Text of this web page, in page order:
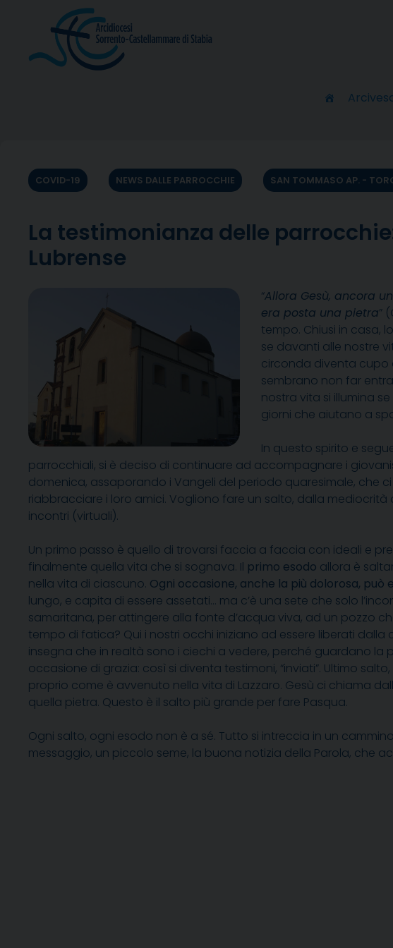
COVID-19 NEWS DALLE PARROCCHIE SAN TOMMASO AP. -
La testimonianza delle
Lubrense
“Allora Gesù, ancora
era posta una pietra”
tempo. Chiusi in casa,
se davanti alle nostre
circonda diventa cupo
sembrano non far
nostra vita si illumina
giorni che aiutano a
In questo spirito e
parrocchiali, si è deciso di continuare ad accompagnare i
domenica, assaporando i Vangeli del periodo quaresimale, che
riabbracciare i loro amici. Vogliono fare un salto, dalla
incontri (virtuali).
Un primo passo è quello di trovarsi faccia a faccia con ideali e
finalmente quella vita che si sognava. Il primo esodo allora è
nella vita di ciascuno. Ogni occasione, anche la più dolorosa,
lungo, e capita di essere assetati… ma c’è una sete che solo
samaritana, per attingere alla fonte d’acqua viva, ad un pozzo
tempo di fatica? Qui i nostri occhi iniziano ad essere liberati
insegna che in realtà sono i ciechi a vedere, perché guardano
occasione di grazia: così si diventa testimoni, “inviati”. Ultimo
proprio come è avvenuto nella vita di Lazzaro. Gesù ci chiama
quella pietra. Questo è il salto più grande per fare Pasqua.
Ogni salto, ogni esodo non è a sé. Tutto si intreccia in un
messaggio, un piccolo seme, la buona notizia della Parola, che